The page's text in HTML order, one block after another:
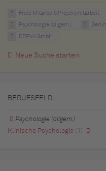
Freie Mitarbeit/Projektmitarbeit
Psychologie (allgem.) Berlin
DEPVA GmbH
Neue Suche starten
BERUFSFELD
Psychologie (allgem.)
Klinische Psychologie
(1)